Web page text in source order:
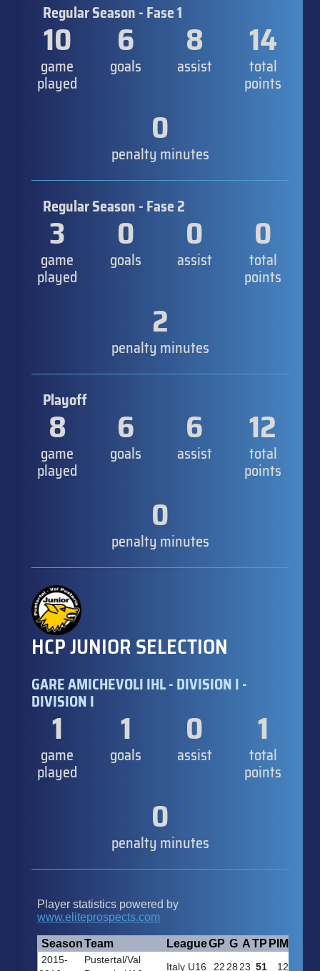
Regular Season - Fase 1
10
game
played
6
goals
8
assist
14
total
points
0
penalty minutes
Regular Season - Fase 2
3
game
played
0
goals
0
assist
0
total
points
2
penalty minutes
Playoff
8
game
played
6
goals
6
assist
12
total
points
0
penalty minutes
HCP JUNIOR SELECTION
GARE AMICHEVOLI IHL - DIVISION I -
DIVISION I
1
game
played
1
goals
0
assist
1
total
points
0
penalty minutes